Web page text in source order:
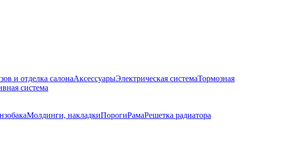
и отделка салонаАксессуарыЭлектрическая системаТормозная
система
Молдинги, накладкиПорогиРамаРешетка радиатора